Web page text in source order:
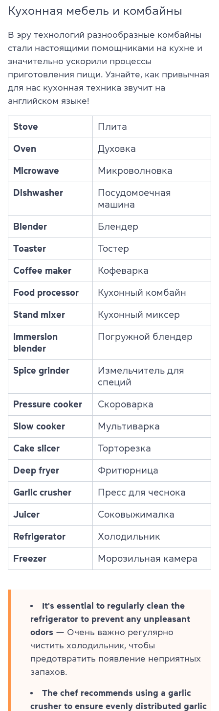
Кухонная мебель и комбайны
В эру технологий разнообразные комбайны
стали настоящими помощниками на кухне и
значительно ускорили процессы
приготовления пищи. Узнайте, как привычная
для нас кухонная техника звучит на
английском языке!
Stove Плита
Oven Духовка
Microwave Микроволновка
Dishwasher
Посудомоечная
машина
Blender Блендер
Toaster Тостер
Coffee maker Кофеварка
Food processor Кухонный комбайн
Stand mixer Кухонный миксер
Immersion
blender
Погружной блендер
Spice grinder
Измельчитель для
специй
Pressure cooker Скороварка
Slow cooker Мультиварка
Cake slicer Торторезка
Deep fryer Фритюрница
Garlic crusher Пресс для чеснока
Juicer Соковыжималка
Refrigerator Холодильник
Freezer Морозильная камера
It's essential to regularly clean the
refrigerator to prevent any unpleasant
odors — Очень важно регулярно
чистить холодильник, чтобы
предотвратить появление неприятных
запахов.
The chef recommends using a garlic
crusher to ensure evenly distributed garlic